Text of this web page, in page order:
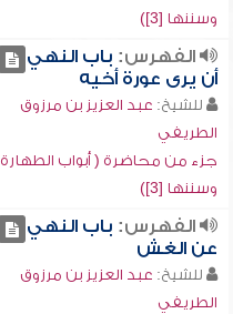
وسننها [3])
الفهرس: باب النهي
أن يرى عورة أخيه
للشيخ: عبد العزيز بن مرزوق
الطريفي
جزء من محاضرة ( أبواب الطهارة
وسننها [3])
الفهرس: باب النهي
عن الغش
للشيخ: عبد العزيز بن مرزوق
الطريفي